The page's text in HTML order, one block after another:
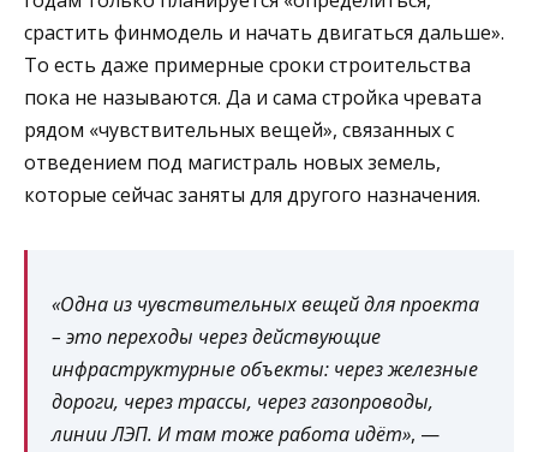
срастить финмодель и начать двигаться дальше».
То есть даже примерные сроки строительства
пока не называются. Да и сама стройка чревата
рядом «чувствительных вещей», связанных с
отведением под магистраль новых земель,
которые сейчас заняты для другого назначения.
«Одна из чувствительных вещей для проекта
– это переходы через действующие
инфраструктурные объекты: через железные
дороги, через трассы, через газопроводы,
линии ЛЭП. И там тоже работа идёт», —